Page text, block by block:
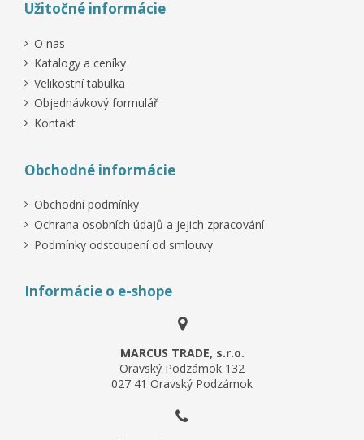
Užitočné informácie
O nas
Katalogy a ceníky
Velikostní tabulka
Objednávkový formulář
Kontakt
Obchodné informácie
Obchodní podmínky
Ochrana osobních údajů a jejich zpracování
Podmínky odstoupení od smlouvy
Informácie o e-shope
MARCUS TRADE, s.r.o.
Oravský Podzámok 132
027 41 Oravský Podzámok